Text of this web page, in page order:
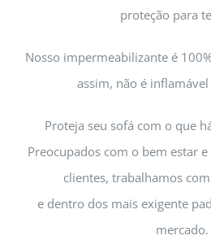
proteção para
Nosso impermeabilizante é
assim, não é
Proteja seu sofá com o que
Preocupados com o bem estar
clientes, trabalhamos
e dentro dos mais exigente
mercado.